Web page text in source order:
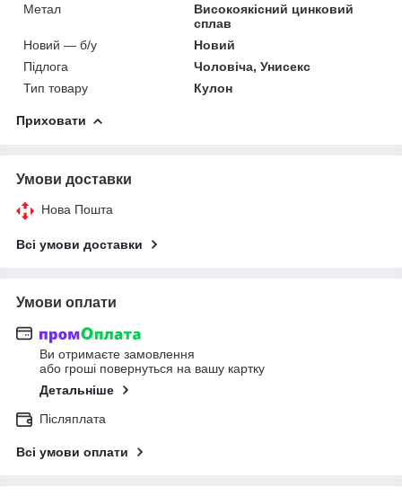
Метал
Високоякісний цинковий
сплав
Новий — б/у
Новий
Підлога
Чоловіча, Унисекс
Тип товару
Кулон
Приховати
Умови доставки
Нова Пошта
Всі умови доставки
Умови оплати
Ви отримаєте замовлення
або гроші повернуться на вашу картку
Детальніше
Післяплата
Всі умови оплати